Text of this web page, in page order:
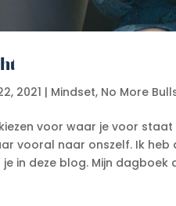
2021 | Mindset, No More
voor waar je voor
vooral naar onszelf. Ik heb
in deze blog. Mijn dagboek